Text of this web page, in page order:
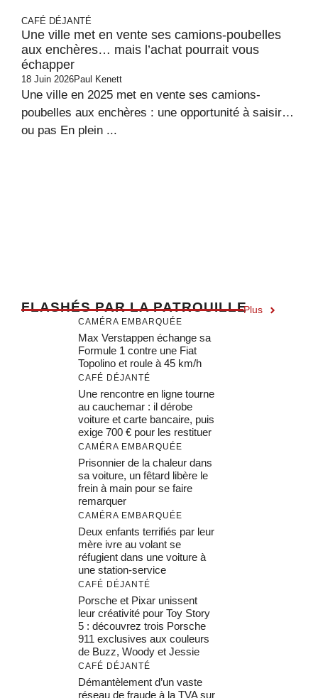
CAFÉ DÉJANTÉ
Une ville met en vente ses camions-poubelles
aux enchères… mais l’achat pourrait vous
échapper
18 Juin 2026Paul Kenett
Une ville en 2025 met en vente ses camions-
poubelles aux enchères : une opportunité à saisir…
ou pas En plein ...
FLASHÉS PAR LA PATROUILLEPlus
CAMÉRA EMBARQUÉE
Max Verstappen échange sa
Formule 1 contre une Fiat
Topolino et roule à 45 km/h
CAFÉ DÉJANTÉ
Une rencontre en ligne tourne
au cauchemar : il dérobe
voiture et carte bancaire, puis
exige 700 € pour les restituer
CAMÉRA EMBARQUÉE
Prisonnier de la chaleur dans
sa voiture, un fêtard libère le
frein à main pour se faire
remarquer
CAMÉRA EMBARQUÉE
Deux enfants terrifiés par leur
mère ivre au volant se
réfugient dans une voiture à
une station-service
CAFÉ DÉJANTÉ
Porsche et Pixar unissent
leur créativité pour Toy Story
5 : découvrez trois Porsche
911 exclusives aux couleurs
de Buzz, Woody et Jessie
CAFÉ DÉJANTÉ
Démantèlement d’un vaste
réseau de fraude à la TVA sur